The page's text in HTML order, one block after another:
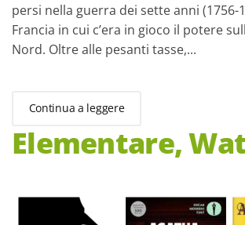
persi nella guerra dei sette anni (1756-
Francia in cui c’era in gioco il potere
Nord. Oltre alle pesanti tasse,...
Continua a leggere
Elementare,